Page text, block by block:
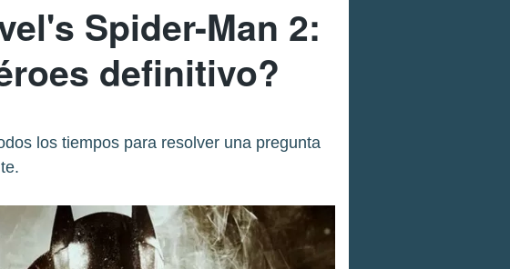
Spider-Man 2:
definitivo?
los tiempos para resolver una pregunta